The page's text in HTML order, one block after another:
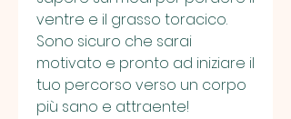
ventre e il grasso toracico.
Sono sicuro che sarai
motivato e pronto ad iniziare il
tuo percorso verso un corpo
più sano e attraente!